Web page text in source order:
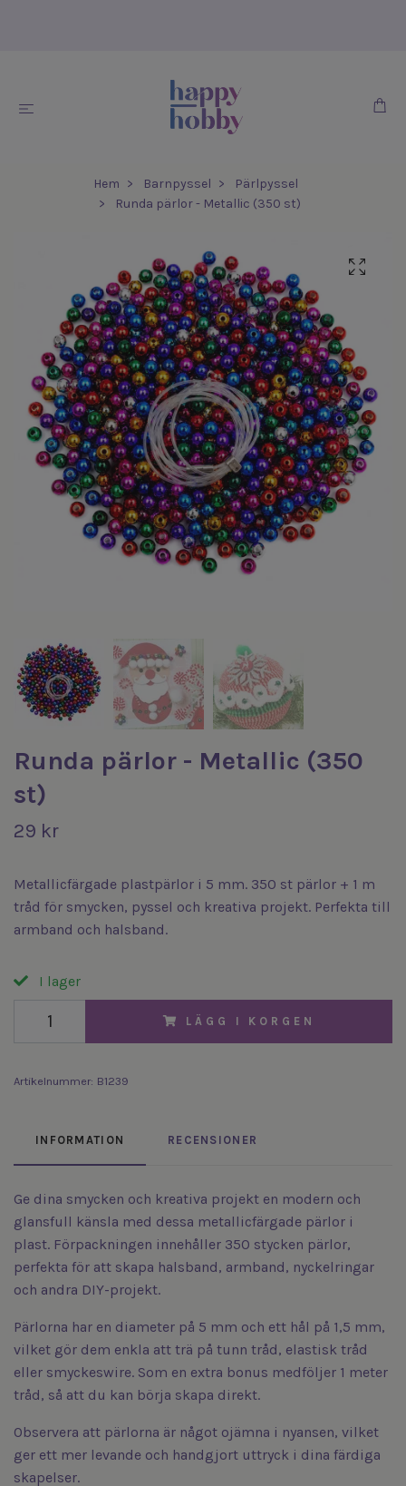
Hem Barnpyssel
Pärlpyssel
Runda pärlor - Metallic (350 st)
Runda pärlor - Metallic (350
st)
29 kr
Metallicfärgade plastpärlor i 5 mm. 350 st pärlor + 1 m
tråd för smycken, pyssel och kreativa projekt. Perfekta till
armband och halsband.
I lager
LÄGG I KORGEN
Artikelnummer: B1239
INFORMATION RECENSIONER
Ge dina smycken och kreativa projekt en modern och
glansfull känsla med dessa metallicfärgade pärlor i
plast. Förpackningen innehåller 350 stycken pärlor,
perfekta för att skapa halsband, armband, nyckelringar
och andra DIY-projekt.
Pärlorna har en diameter på 5 mm och ett hål på 1,5 mm,
vilket gör dem enkla att trä på tunn tråd, elastisk tråd
eller smyckeswire. Som en extra bonus medföljer 1 meter
tråd, så att du kan börja skapa direkt.
Observera att pärlorna är något ojämna i nyansen, vilket
ger ett mer levande och handgjort uttryck i dina färdiga
skapelser.